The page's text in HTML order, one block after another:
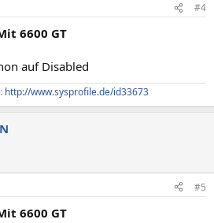
#4
6600 GT
auf Disabled
http://www.sysprofile.de/id33673
#5
6600 GT